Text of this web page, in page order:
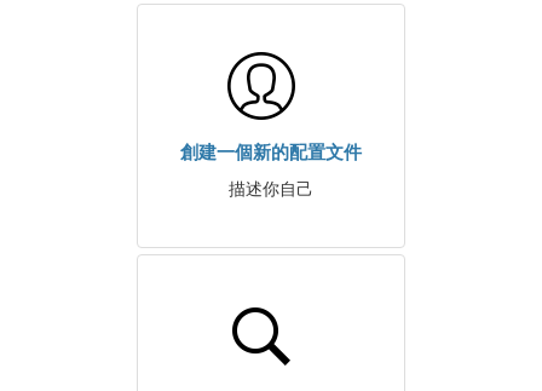
創建一個新的配置文件
描述你自己